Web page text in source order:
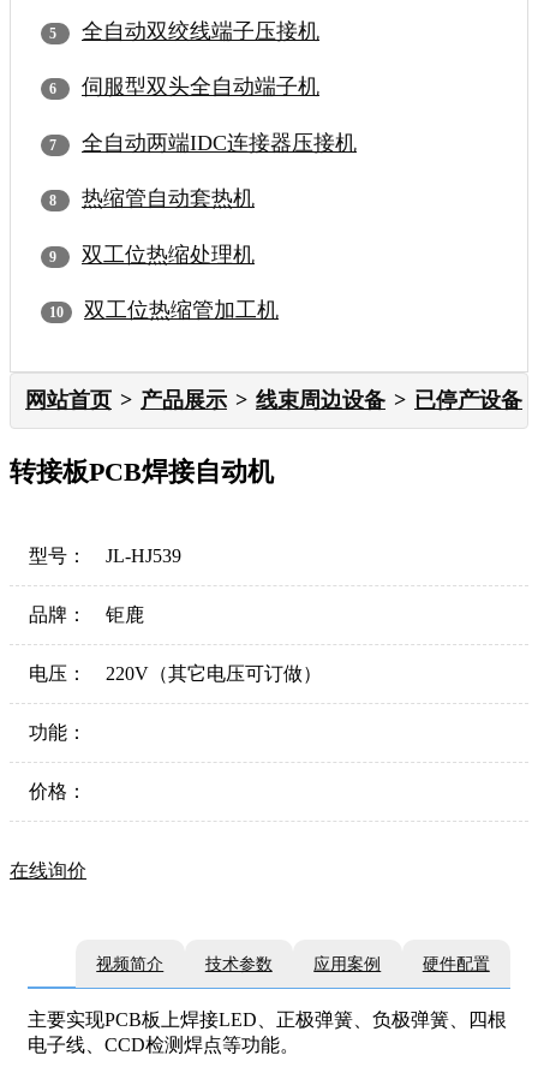
全自动双绞线端子压接机
伺服型双头全自动端子机
全自动两端IDC连接器压接机
热缩管自动套热机
双工位热缩处理机
双工位热缩管加工机
网站首页 产品展示 线束周边设备 已停产设备
转接板PCB焊接自动机
型号： JL-HJ539
品牌： 钜鹿
电压： 220V（其它电压可订做）
功能：
价格：
在线询价
视频简介 技术参数 应用案例 硬件配置
主要实现PCB板上焊接LED、正极弹簧、负极弹簧、四根
电子线、CCD检测焊点等功能。